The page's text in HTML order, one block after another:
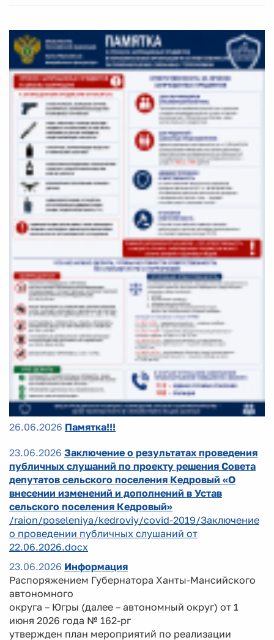
26.06.2026 Памятка!!!
23.06.2026 Заключение о результатах проведения
публичных слушаний по проекту решения Совета
депутатов сельского поселения Кедровый «О
внесении изменений и дополнений в Устав
сельского поселения Кедровый»
/raion/poseleniya/kedroviy/covid-2019/Заключение
о проведении публичных слушаний от
22.06.2026.docx
23.06.2026 Информация
Распоряжением Губернатора Ханты-Мансийского
автономного
округа – Югры (далее – автономный округ) от 1
июня 2026 года № 162-рг
утвержден план мероприятий по реализации